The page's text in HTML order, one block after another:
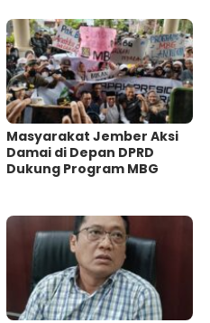
Masyarakat Jember Aksi
Damai di Depan DPRD
Dukung Program MBG